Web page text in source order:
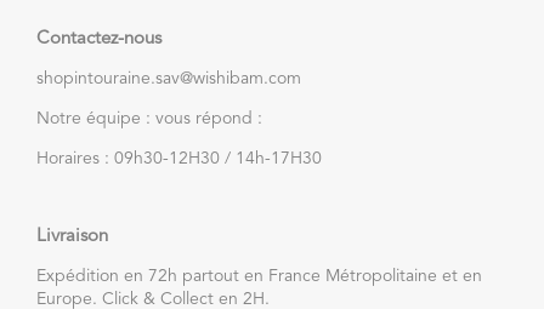
Contactez-nous
shopintouraine.sav@wishibam.com
Notre équipe : vous répond :
Horaires : 09h30-12H30 / 14h-17H30
Livraison
Expédition en 72h partout en France Métropolitaine et en
Europe. Click & Collect en 2H.